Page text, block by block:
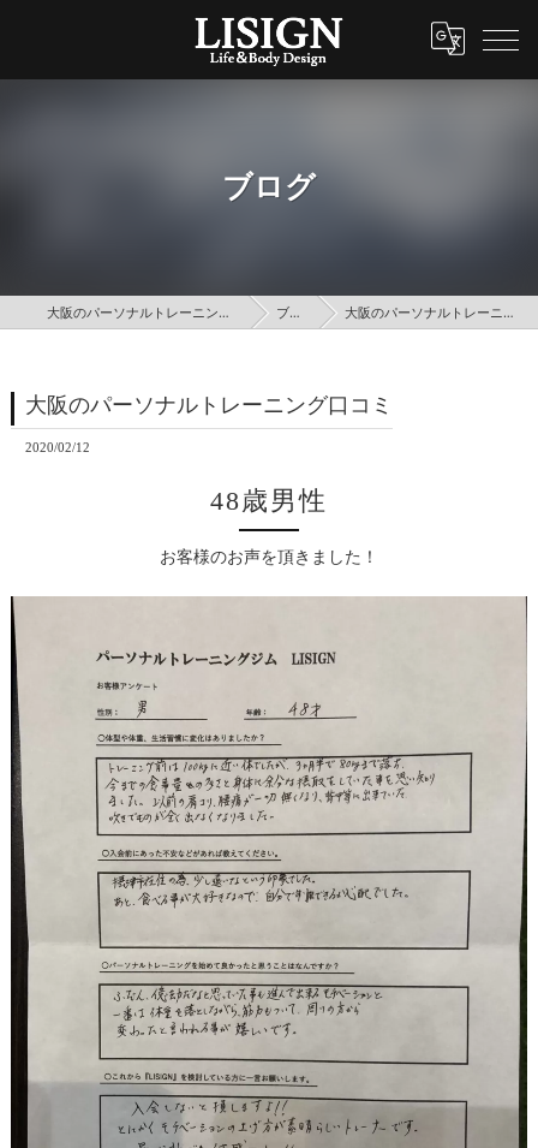
ブログ
大阪のパーソナルトレーニングはLISIGN ブログ 大阪のパーソナルトレーニング口コミ
大阪のパーソナルトレーニング口コミ
2020/02/12
お客様のお声を頂きました！
48歳男性